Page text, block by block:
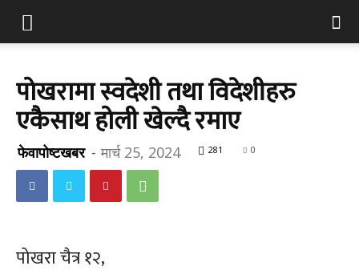
पोखरामा स्वदेशी तथा विदेशीहरु
एकैसाथ होली खेल्दै रमाए
फेवापोष्टखबर - मार्च 25, 2024 281 0
पोखरा चैत्र १२,